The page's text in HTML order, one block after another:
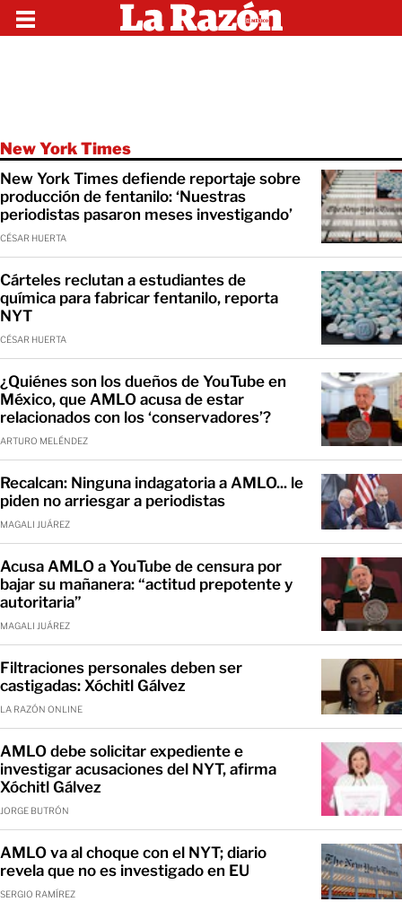
New York Times
New York Times defiende reportaje sobre
producción de fentanilo: ‘Nuestras
periodistas pasaron meses investigando’
CÉSAR HUERTA
Cárteles reclutan a estudiantes de
química para fabricar fentanilo, reporta
NYT
CÉSAR HUERTA
¿Quiénes son los dueños de YouTube en
México, que AMLO acusa de estar
relacionados con los ‘conservadores’?
ARTURO MELÉNDEZ
Recalcan: Ninguna indagatoria a AMLO... le
piden no arriesgar a periodistas
MAGALI JUÁREZ
Acusa AMLO a YouTube de censura por
bajar su mañanera: “actitud prepotente y
autoritaria”
MAGALI JUÁREZ
Filtraciones personales deben ser
castigadas: Xóchitl Gálvez
LA RAZÓN ONLINE
AMLO debe solicitar expediente e
investigar acusaciones del NYT, afirma
Xóchitl Gálvez
JORGE BUTRÓN
AMLO va al choque con el NYT; diario
revela que no es investigado en EU
SERGIO RAMÍREZ